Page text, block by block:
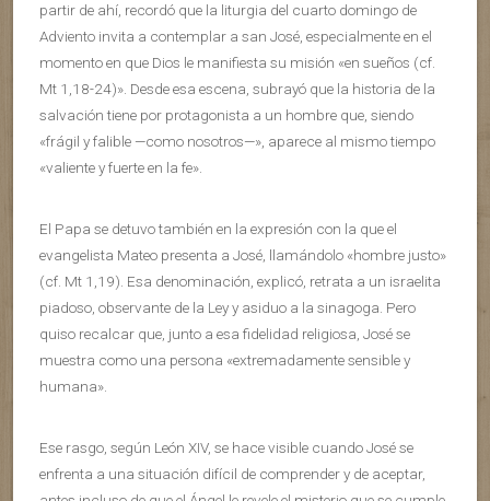
partir de ahí, recordó que la liturgia del cuarto domingo de
Adviento invita a contemplar a san José, especialmente en el
momento en que Dios le manifiesta su misión «en sueños (cf.
Mt 1,18-24)». Desde esa escena, subrayó que la historia de la
salvación tiene por protagonista a un hombre que, siendo
«frágil y falible —como nosotros—», aparece al mismo tiempo
«valiente y fuerte en la fe».
El Papa se detuvo también en la expresión con la que el
evangelista Mateo presenta a José, llamándolo «hombre justo»
(cf. Mt 1,19). Esa denominación, explicó, retrata a un israelita
piadoso, observante de la Ley y asiduo a la sinagoga. Pero
quiso recalcar que, junto a esa fidelidad religiosa, José se
muestra como una persona «extremadamente sensible y
humana».
Ese rasgo, según León XIV, se hace visible cuando José se
enfrenta a una situación difícil de comprender y de aceptar,